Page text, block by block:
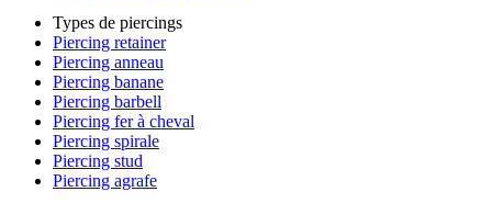
Types de piercings
Piercing retainer
Piercing anneau
Piercing banane
Piercing barbell
Piercing fer à cheval
Piercing spirale
Piercing stud
Piercing agrafe